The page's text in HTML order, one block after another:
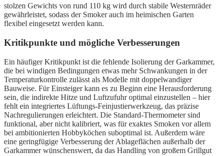
stolzen Gewichts von rund 110 kg wird durch stabile Westernräder
gewährleistet, sodass der Smoker auch im heimischen Garten
flexibel eingesetzt werden kann.
Kritikpunkte und mögliche Verbesserungen
Ein häufiger Kritikpunkt ist die fehlende Isolierung der Garkammer,
die bei windigen Bedingungen etwas mehr Schwankungen in der
Temperaturkontrolle zulässt als Modelle mit doppelwandiger
Bauweise. Für Einsteiger kann es zu Beginn eine Herausforderung
sein, die indirekte Hitze und Luftzufuhr optimal einzustellen – hier
fehlt ein integriertes Lüftungs-Feinjustierwerkzeug, das präzise
Nachregulierungen erleichtert. Die Standard-Thermometer sind
funktional, aber nicht kalibriert, was für exaktes Smoken vor allem
bei ambitionierten Hobbyköchen suboptimal ist. Außerdem wäre
eine geringfügige Verbesserung der Ablageflächen außerhalb der
Garkammer wünschenswert, da das Handling von großem Grillgut